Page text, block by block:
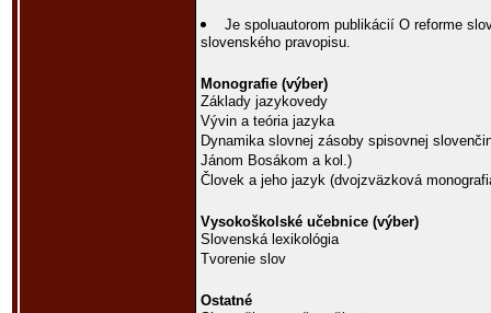
Je spoluautorom publikácií O reforme
slovenského pravopisu.
Monografie (výber)
Základy jazykovedy
Vývin a teória jazyka
Dynamika slovnej zásoby spisovnej
Jánom Bosákom a kol.)
Človek a jeho jazyk (dvojzväzková
Vysokoškolské učebnice (výber)
Slovenská lexikológia
Tvorenie slov
Ostatné